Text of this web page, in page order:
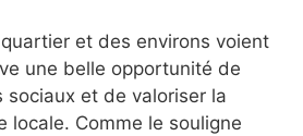
et des environs voient
une belle opportunité de
sociaux et de valoriser la
locale. Comme le souligne